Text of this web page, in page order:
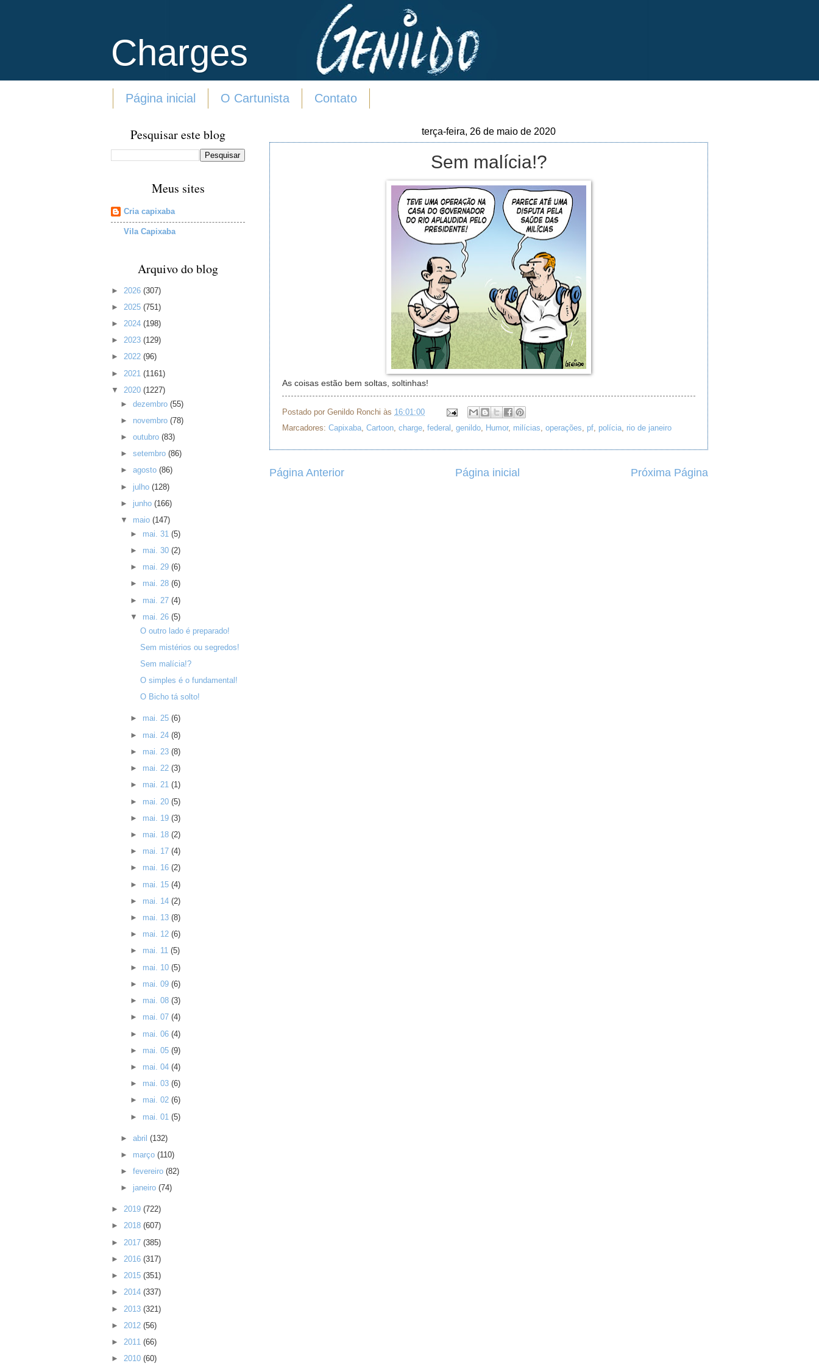
Charges
Página inicial O Cartunista Contato
terça-feira, 26 de maio de 2020
Sem malícia!?
As coisas estão bem soltas, soltinhas!
Postado por Genildo Ronchi às 16:01:00
Marcadores: Capixaba, Cartoon, charge, federal , genildo, Humor, milícias, operações, pf, polícia, rio de janeiro
Página Anterior Próxima Página
Página inicial
Pesquisar este blog
Meus sites
Cria capixaba
Vila Capixaba
Arquivo do blog
► 2026 (307)
► 2025 (751)
► 2024 (198)
► 2023 (129)
► 2022 (96)
► 2021 (1161)
▼ 2020 (1227)
►dezembro(55)
► novembro(78)
►outubro(83)
►setembro(86)
►agosto(86)
► julho(128)
► junho(166)
▼ maio(147)
► mai. 31 (5)
► mai. 30 (2)
► mai. 29 (6)
► mai. 28 (6)
► mai. 27 (4)
▼ mai. 26 (5)
O outro lado é preparado!
Sem mistérios ou segredos!
Sem malícia!?
O simples é o fundamental!
O Bicho tá solto!
► mai. 25 (6)
► mai. 24 (8)
► mai. 23 (8)
► mai. 22 (3)
► mai. 21 (1)
► mai. 20 (5)
► mai. 19 (3)
► mai. 18 (2)
► mai. 17 (4)
► mai. 16 (2)
► mai. 15 (4)
► mai. 14 (2)
► mai. 13 (8)
► mai. 12 (6)
► mai. 11 (5)
► mai. 10 (5)
► mai. 09 (6)
► mai. 08 (3)
► mai. 07 (4)
► mai. 06 (4)
► mai. 05 (9)
► mai. 04 (4)
► mai. 03 (6)
► mai. 02 (6)
► mai. 01 (5)
►abril(132)
► março(110)
►fevereiro(82)
► janeiro(74)
► 2019 (722)
► 2018 (607)
► 2017 (385)
► 2016 (317)
► 2015 (351)
► 2014 (337)
► 2013 (321)
► 2012 (56)
► 2011 (66)
► 2010 (60)